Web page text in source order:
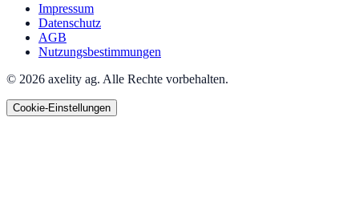
Impressum
Datenschutz
AGB
Nutzungsbestimmungen
© 2026 axelity ag. Alle Rechte vorbehalten.
Cookie-Einstellungen